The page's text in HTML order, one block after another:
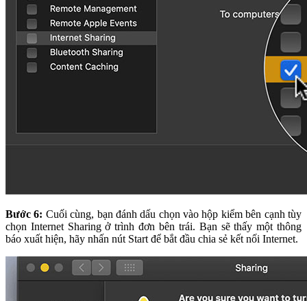
Bước 6: Cuối cùng, bạn đánh dấu chọn vào hộp kiểm bên cạnh tùy
chọn Internet Sharing ở trình đơn bên trái. Bạn sẽ thấy một thông
báo xuất hiện, hãy nhấn nút Start để bắt đầu chia sẻ kết nối Internet.